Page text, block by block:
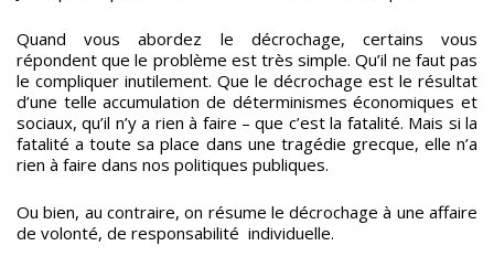
Quand vous abordez le décrochage, certains vous
répondent que le problème est très simple. Qu’il ne faut pas
le compliquer inutilement. Que le décrochage est le résultat
d’une telle accumulation de déterminismes économiques et
sociaux, qu’il n’y a rien à faire – que c’est la fatalité. Mais si la
fatalité a toute sa place dans une tragédie grecque, elle n’a
rien à faire dans nos politiques publiques.
Ou bien, au contraire, on résume le décrochage à une affaire
de volonté, de responsabilité individuelle.